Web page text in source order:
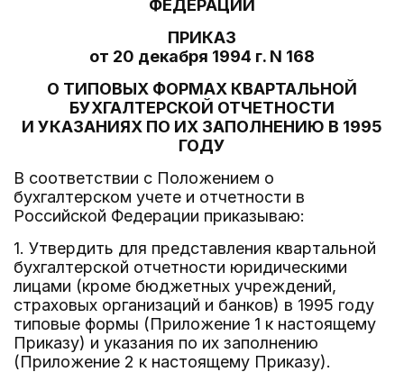
ФЕДЕРАЦИИ
ПРИКАЗ
от 20 декабря 1994 г. N 168
О ТИПОВЫХ ФОРМАХ КВАРТАЛЬНОЙ
БУХГАЛТЕРСКОЙ ОТЧЕТНОСТИ
И УКАЗАНИЯХ ПО ИХ ЗАПОЛНЕНИЮ В 1995
ГОДУ
В соответствии с Положением о
бухгалтерском учете и отчетности в
Российской Федерации приказываю:
1. Утвердить для представления квартальной
бухгалтерской отчетности юридическими
лицами (кроме бюджетных учреждений,
страховых организаций и банков) в 1995 году
типовые формы (Приложение 1 к настоящему
Приказу) и указания по их заполнению
(Приложение 2 к настоящему Приказу).